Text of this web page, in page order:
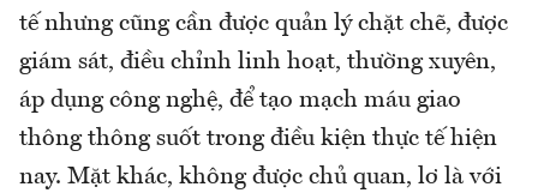
tế nhưng cũng cần được quản lý chặt chẽ, được
giám sát, điều chỉnh linh hoạt, thường xuyên,
áp dụng công nghệ, để tạo mạch máu giao
thông thông suốt trong điều kiện thực tế hiện
nay. Mặt khác, không được chủ quan, lơ là với